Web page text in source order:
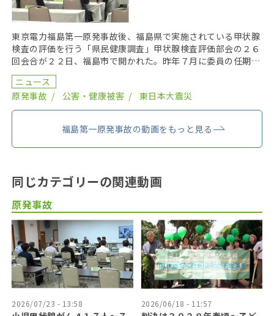
東京電力福島第一原発事故後、福島県で実施されている甲状腺
検査の評価を行う「県民健康調査」甲状腺検査評価部会の２６
回会合が２２日、福島市で開かれた。昨年７月に委員の任期を
終え、委員が改選されてから初の開催となり、鈴木元保内 […]
ニュース
原発事故
公害・健康被害 東日本大震災
福島第一原発事故の動画をもっと見る
同じカテゴリーの関連動画
原発事故
2026/07/23 - 13:58 2026/06/18 - 11:57